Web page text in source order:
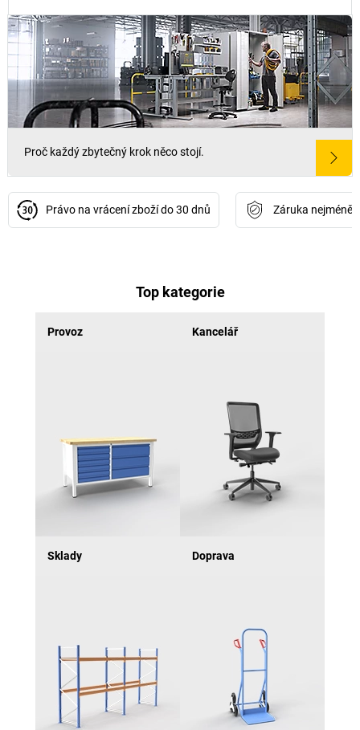
Proč každý zbytečný krok něco stojí.
Právo na vrácení zboží do 30 dnů Záruka nejméně
Top kategorie
Provoz Kancelář
Sklady Doprava